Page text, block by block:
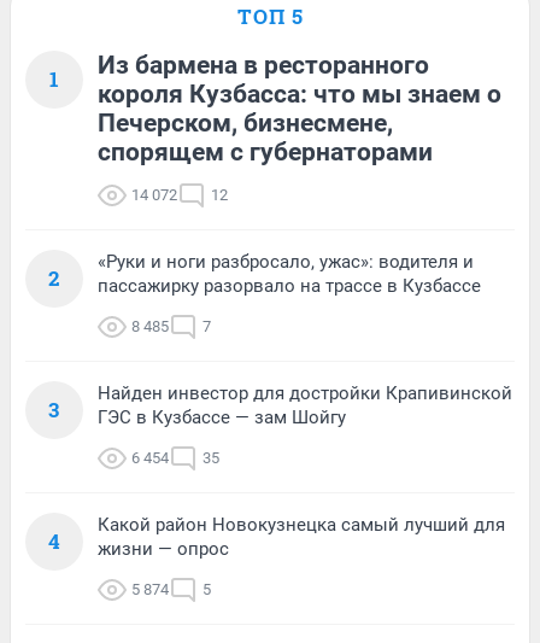
ТОП 5
1
Из бармена в ресторанного
короля Кузбасса: что мы знаем о
Печерском, бизнесмене,
спорящем с губернаторами
14 072 12
2
«Руки и ноги разбросало, ужас»: водителя и
пассажирку разорвало на трассе в Кузбассе
8 485 7
3
Найден инвестор для достройки Крапивинской
ГЭС в Кузбассе — зам Шойгу
6 454 35
4
Какой район Новокузнецка самый лучший для
жизни — опрос
5 874 5